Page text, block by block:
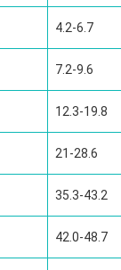
4.2-6.7
7.2-9.6
12.3-19.8
21-28.6
35.3-43.2
42.0-48.7